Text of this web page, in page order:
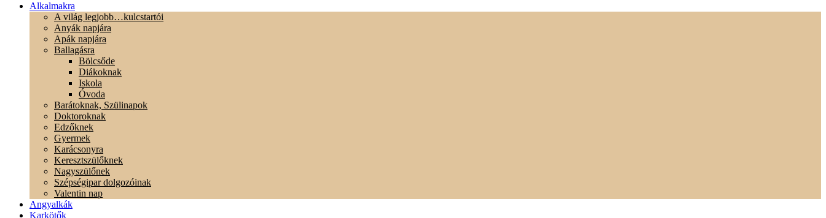
Alkalmakra
A világ legjobb…kulcstartói
Anyák napjára
Apák napjára
Ballagásra
Bölcsőde
Diákoknak
Iskola
Óvoda
Barátoknak, Szülinapok
Doktoroknak
Edzőknek
Gyermek
Karácsonyra
Keresztszülőknek
Nagyszülőnek
Szépségipar dolgozóinak
Valentin nap
Angyalkák
Karkötők